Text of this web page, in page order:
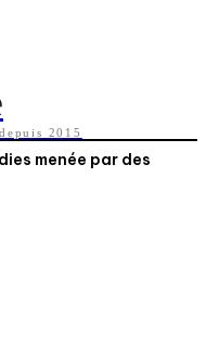
2015
menée par des